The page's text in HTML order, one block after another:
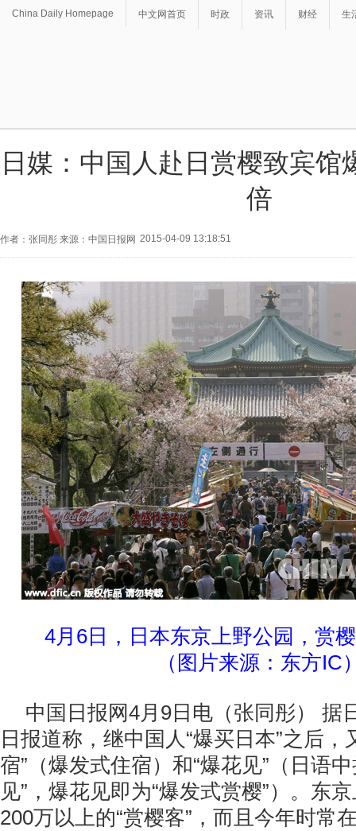
China Daily Homepage 中文网首页 时政 资讯 财经 生
日媒：中国人赴日赏樱致宾馆
倍
作者：张同彤 来源：中国日报网 2015-04-09 13:18:51
4月6日，日本东京上野公园，赏
（图片来源：东方IC
中国日报网4月9日电（张同彤） 据
日报道称，继中国人“爆买日本”之后，
宿”（爆发式住宿）和“爆花见”（日语
见”，爆花见即为“爆发式赏樱”）。东
200万以上的“赏樱客”，而且今年时常